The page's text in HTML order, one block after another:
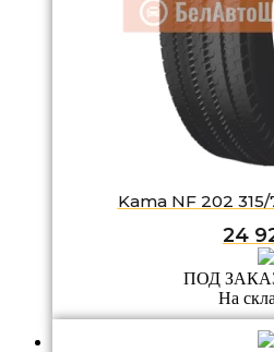
Kama NF 202 315/
24
ПОД
На